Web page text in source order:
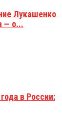
Лукашенко
— о...
в России: